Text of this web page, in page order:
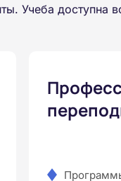
Учеба